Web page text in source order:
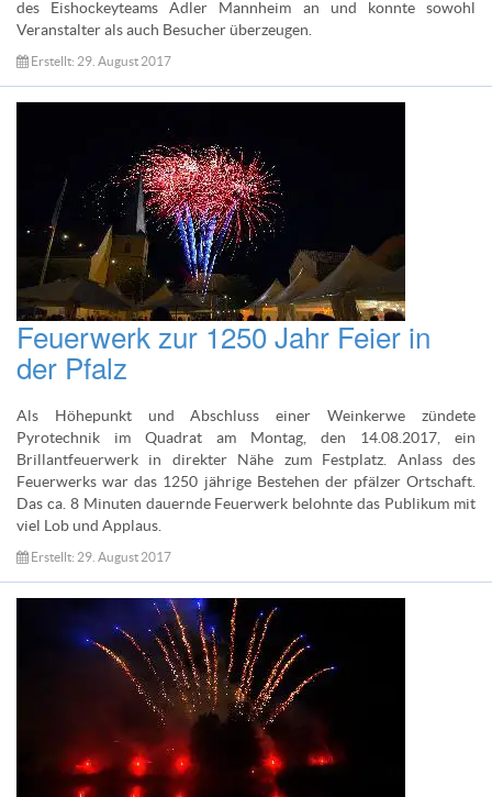
des Eishockeyteams Adler Mannheim an und konnte sowohl
Veranstalter als auch Besucher überzeugen.
Erstellt: 29. August 2017
Feuerwerk zur 1250 Jahr Feier in
der Pfalz
Als Höhepunkt und Abschluss einer Weinkerwe zündete
Pyrotechnik im Quadrat am Montag, den 14.08.2017, ein
Brillantfeuerwerk in direkter Nähe zum Festplatz. Anlass des
Feuerwerks war das 1250 jährige Bestehen der pfälzer Ortschaft.
Das ca. 8 Minuten dauernde Feuerwerk belohnte das Publikum mit
viel Lob und Applaus.
Erstellt: 29. August 2017